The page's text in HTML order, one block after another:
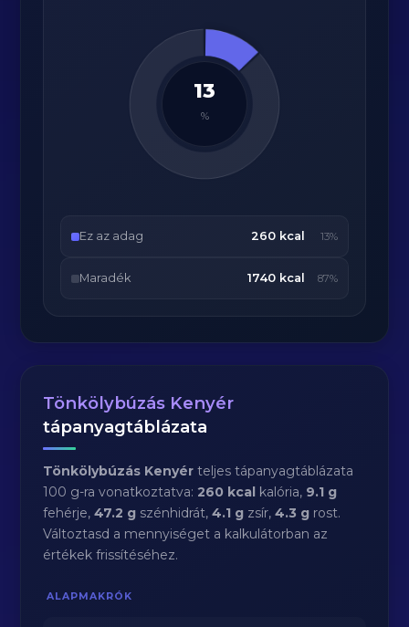
13
%
Ez az adag 260 kcal 13%
Maradék 1740 kcal 87%
Tönkölybúzás Kenyér
tápanyagtáblázata
Tönkölybúzás Kenyér teljes tápanyagtáblázata
100 g-ra vonatkoztatva:260 kcal kalória, 9.1 g
fehérje,47.2 g szénhidrát,4.1 g zsír,4.3 g rost.
Változtasd a mennyiséget a kalkulátorban az
értékek frissítéséhez.
ALAPMAKRÓK